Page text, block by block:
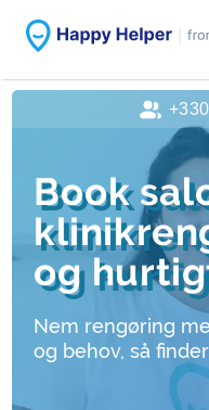
Book
og
Nem rengøring
og behov, så